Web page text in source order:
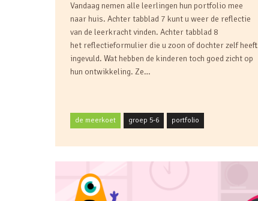
Vandaag nemen alle leerlingen hun portfolio mee
naar huis. Achter tabblad 7 kunt u weer de reflectie
van de leerkracht vinden. Achter tabblad 8
het reflectieformulier die u zoon of dochter zelf heeft
ingevuld. Wat hebben de kinderen toch goed zicht op
hun ontwikkeling. Ze…
de meerkoet groep 5-6 portfolio